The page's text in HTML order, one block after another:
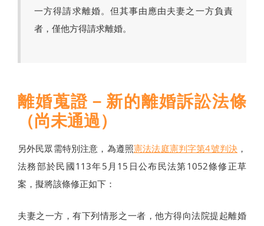
一方得請求離婚。但其事由應由夫妻之一方負責
者，僅他方得請求離婚。
離婚蒐證－新的離婚訴訟法條
（尚未通過）
另外民眾需特別注意，為遵照憲法法庭憲判字第4號判決 ，
法務部於民國113年5月15日公布民法第1052條修正草
案，擬將該條修正如下：
夫妻之一方，有下列情形之一者，他方得向法院提起離婚